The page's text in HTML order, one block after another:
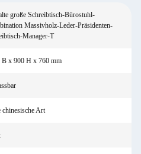
große Schreibtisch-Bürostuhl-
Massivholz-Leder-Präsidenten-
Manager-T
B x 900 H x 760 mm
chinesische Art